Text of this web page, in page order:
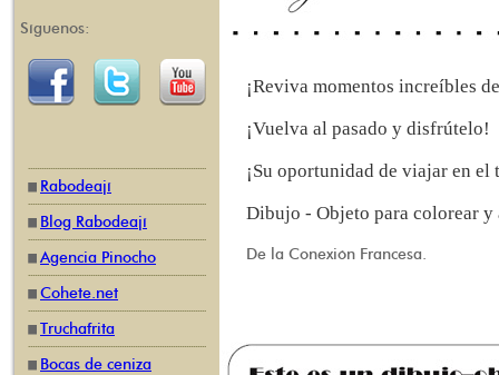
Síguenos:
Rabodeají
Blog Rabodeají
Agencia Pinocho
Cohete.net
Truchafrita
Bocas de ceniza
¡Reviva momentos increíbles
¡Vuelva al pasado y disfrútelo!
¡Su oportunidad de viajar en el
Dibujo - Objeto para colorear y
De la Conexión Francesa.